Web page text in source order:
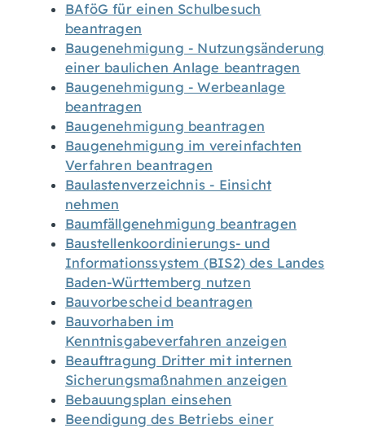
BAföG für einen Schulbesuch
beantragen
Baugenehmigung - Nutzungsänderung
einer baulichen Anlage beantragen
Baugenehmigung - Werbeanlage
beantragen
Baugenehmigung beantragen
Baugenehmigung im vereinfachten
Verfahren beantragen
Baulastenverzeichnis - Einsicht
nehmen
Baumfällgenehmigung beantragen
Baustellenkoordinierungs- und
Informationssystem (BIS2) des Landes
Baden-Württemberg nutzen
Bauvorbescheid beantragen
Bauvorhaben im
Kenntnisgabeverfahren anzeigen
Beauftragung Dritter mit internen
Sicherungsmaßnahmen anzeigen
Bebauungsplan einsehen
Beendigung des Betriebs einer